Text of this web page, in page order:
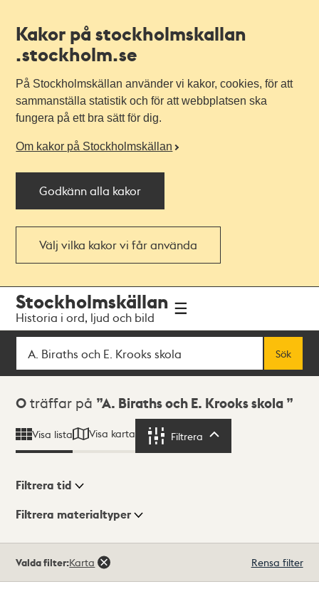
Kakor på stockholmskallan
.stockholm.se
På Stockholmskällan använder vi kakor, cookies, för att
sammanställa statistik och för att webbplatsen ska
fungera på ett bra sätt för dig.
Om kakor på Stockholmskällan
Godkänn alla kakor
Välj vilka kakor vi får använda
navigationen
huvudinnehållet
Stockholmskällan
Historia i ord, ljud och bild
Sök
Sök
Sökresultat
0 träffar på A. Biraths och E. Krooks skola
Visa lista Visa karta Filtrera
Visningsläge
Filtrera tid
Filtrera materialtyper
träffar
Valda filter:Karta Rensa filter